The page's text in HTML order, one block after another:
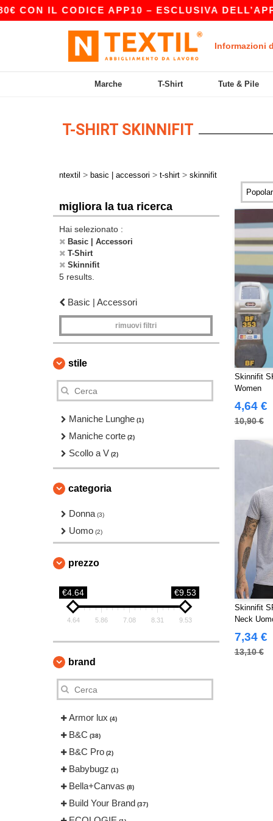
IL CODICE APP10 – ESCLUSIVA DELL’APP!
Informazioni
Marche T-Shirt Tute & Pile
T-SHIRT SKINNIFIT
ntextil > basic | accessori > t-shirt > skinnifit
migliora la tua ricerca
Hai selezionato :
Basic | Accessori
T-Shirt
Skinnifit
5 results.
Basic | Accessori
rimuovi filtri
stile
Maniche Lunghe (1)
Maniche corte (2)
Scollo a V (2)
categoria
Donna (3)
Uomo (2)
prezzo
€4.64 €9.53
4.64 5.86 7.08 8.31 9.53
brand
Armor lux (4)
B&C (38)
B&C Pro (2)
Babybugz (1)
Bella+Canvas (8)
Build Your Brand (37)
Skinnifit
Women
4,64 €
10,90 €
Skinnifit
Neck
7,34 €
13,10 €